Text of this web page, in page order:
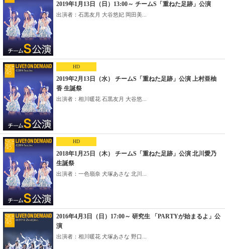
2019年1月13日（日）13:00～ チームS「重ねた足跡」公演
出演者：石黒友月 大谷悠妃 岡田美...
HD
2019年2月13日（水） チームS「重ねた足跡」公演 上村亜柚
香 生誕祭
出演者：相川暖花 石黒友月 大谷悠...
HD
2018年1月25日（木） チームS「重ねた足跡」公演 北川愛乃
生誕祭
出演者：一色嶺奈 犬塚あさな 北川...
2016年4月3日（日）17:00～ 研究生 「PARTYが始まるよ」公
演
出演者：相川暖花 犬塚あさな 野口...